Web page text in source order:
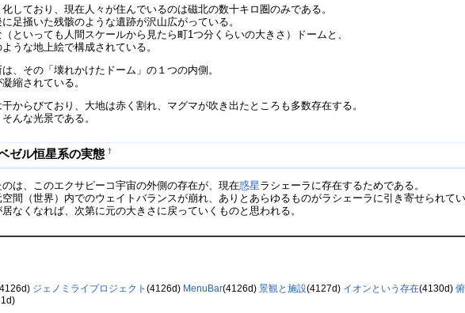
しており、現在人々が住んでいるのは磁北の数十キロ圏のみである。
足掻いた残骸のような遺跡が沢山広がっている。
といっても人間スケールから見たら町1つ分くらいの大きさ）ドームと、
うな地上絵で構成されている。
、その「壊れかけたドーム」の１つの内側。
縮されている。
からびており、大地は赤く割れ、マグマが吹き出たところも多数存在する。
んな光景である。
ゼル恒星系の実態 †
は、このエクサピーコ宇宙の外側の存在が、現在惑星ラシェーラに存在するためである。
間（世界）内でのウェイトバランスが崩れ、ありとあらゆるものがラシェーラに引き寄せられて
なくなれば、次第に元の大きさに戻っていくものと思われる。
ジェノミライプロジェクト (4126d) MenuBar(4126d) 景観と施設(4127d) イオンという存在(4130d)